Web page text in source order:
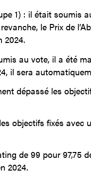
1) : il était soumis
le Prix de
2024.
au vote, il a été
il sera
dépassé les
objectifs fixés avec
de 99 pour 97,75
2024.